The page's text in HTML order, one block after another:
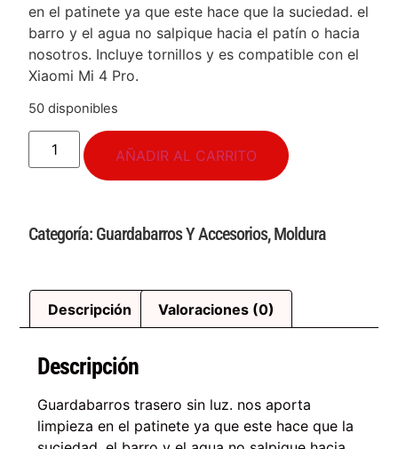
en el patinete ya que este hace que la suciedad. el
barro y el agua no salpique hacia el patín o hacia
nosotros. Incluye tornillos y es compatible con el
Xiaomi Mi 4 Pro.
50 disponibles
AÑADIR AL CARRITO
Categoría: Guardabarros Y Accesorios,Moldura
Descripción Valoraciones (0)
Descripción
Guardabarros trasero sin luz. nos aporta
limpieza en el patinete ya que este hace que la